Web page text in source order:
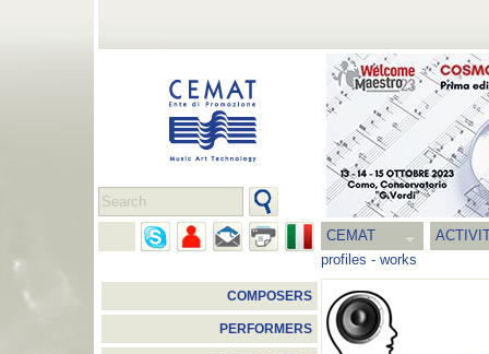
CEMAT
profiles - works
COMPOSERS
PERFORMERS